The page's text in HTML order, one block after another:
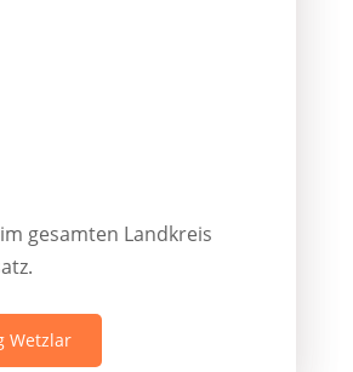
gesamten Landkreis
Wetzlar